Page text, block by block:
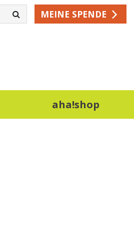
MEINE SPENDE
aha!shop